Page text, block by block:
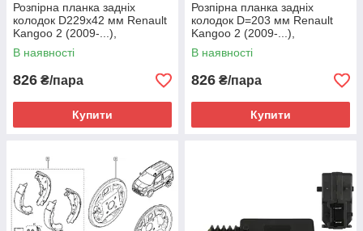
Розпірна планка задніх
колодок D229х42 мм Renault
Kangoo 2 (2009-...),
7701208061
В наявності
826 ₴/пара
Купити
Розпірна планка задніх
колодок D=203 мм Renault
Kangoo 2 (2009-...),
7701205525, 7701205759
В наявності
826 ₴/пара
Купити